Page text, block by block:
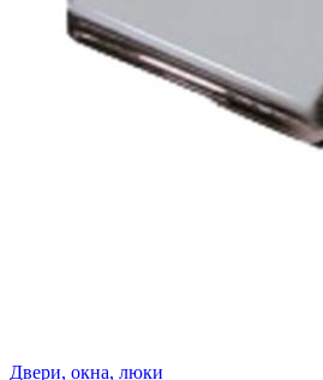
Двери, окна, люки